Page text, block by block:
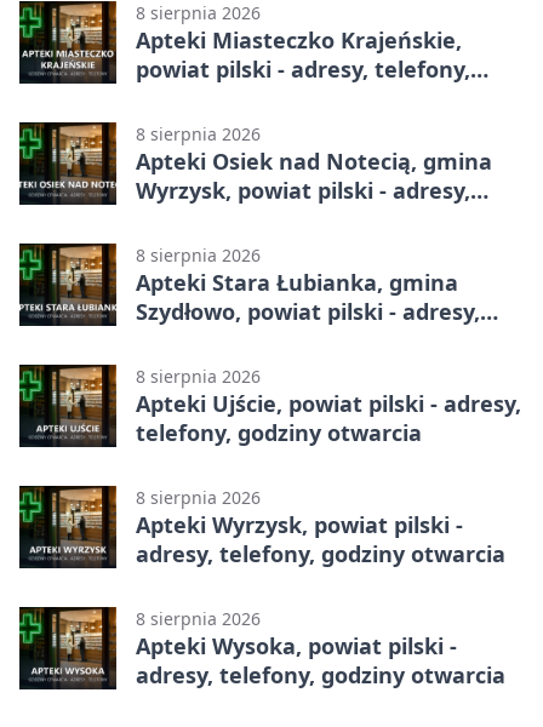
8 sierpnia 2026
Apteki Miasteczko Krajeńskie,
powiat pilski - adresy, telefony,
8 sierpnia 2026
Apteki Osiek nad Notecią, gmina
Wyrzysk, powiat pilski - adresy,
8 sierpnia 2026
Apteki Stara Łubianka, gmina
Szydłowo, powiat pilski - adresy,
8 sierpnia 2026
Apteki Ujście, powiat pilski - adresy,
telefony, godziny otwarcia
8 sierpnia 2026
Apteki Wyrzysk, powiat pilski -
adresy, telefony, godziny otwarcia
8 sierpnia 2026
Apteki Wysoka, powiat pilski -
adresy, telefony, godziny otwarcia